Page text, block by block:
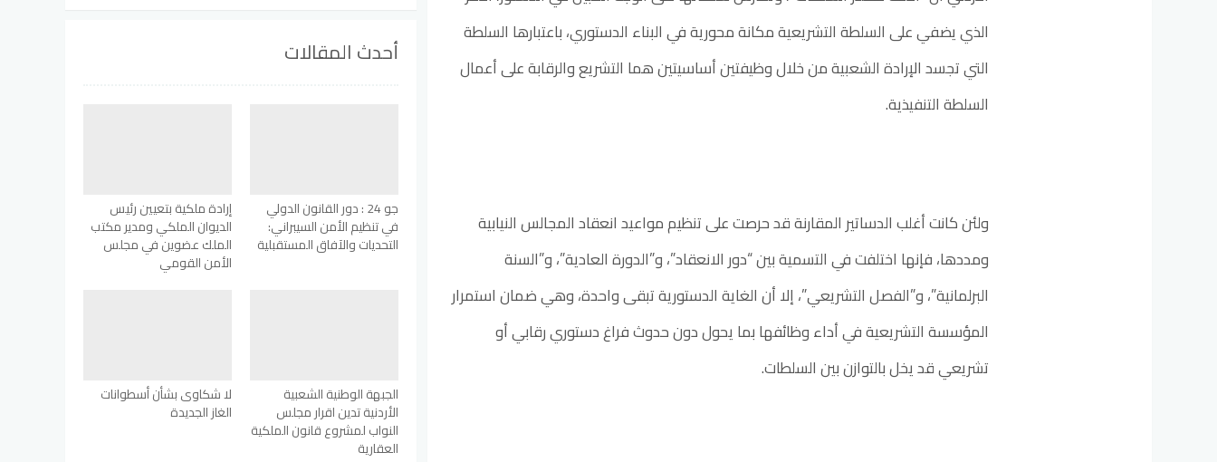
الذي يضفي على السلطة التشريعية مكانة محورية في البناء الدستوري، باعتبارها السلطة
التي تجسد الإرادة الشعبية من خلال وظيفتين أساسيتين هما التشريع والرقابة على أعمال
السلطة التنفيذية.
ولئن كانت أغلب الدساتير المقارنة قد حرصت على تنظيم مواعيد انعقاد المجالس النيابية
ومددها، فإنها اختلفت في التسمية بين “دور الانعقاد”، و”الدورة العادية”، و”السنة
البرلمانية”، و”الفصل التشريعي”، إلا أن الغاية الدستورية تبقى واحدة، وهي ضمان استمرار
المؤسسة التشريعية في أداء وظائفها بما يحول دون حدوث فراغ دستوري رقابي أو
تشريعي قد يخل بالتوازن بين السلطات.
أحدث المقالات
جو 24 : دور القانون الدولي
في تنظيم الأمن السيبراني:
التحديات والآفاق المستقبلية
إرادة ملكية بتعيين رئيس
الديوان الملكي ومدير مكتب
الملك عضوين في مجلس
الأمن القومي
الجبهة الوطنية الشعبية
الأردنية تدين اقرار مجلس
النواب لمشروع قانون الملكية
العقارية
لا شكاوى بشأن أسطوانات
الغاز الجديدة